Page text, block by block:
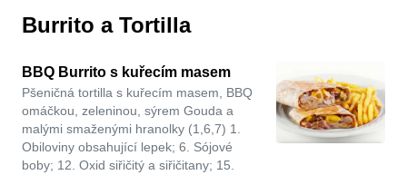
Burrito a Tortilla
BBQ Burrito s kuřecím masem
Pšeničná tortilla s kuřecím masem, BBQ
omáčkou, zeleninou, sýrem Gouda a
malými smaženými hranolky (1,6,7) 1.
Obiloviny obsahující lepek; 6. Sójové
boby; 12. Oxid siřičitý a siřičitany; 15.